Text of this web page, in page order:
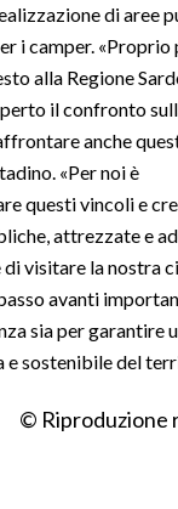
di aree
i camper. «Proprio
alla Regione
il confronto
anche
«Per noi è
questi vincoli e
attrezzate e
visitare la nostra
avanti
sia per garantire
e sostenibile del
© Riproduzione